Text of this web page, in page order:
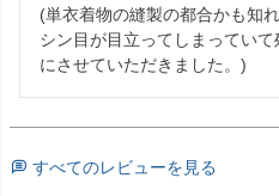
(単衣着物の縫製の都合かも知
シン目が目立ってしまってい
にさせていただきました。)
すべてのレビューを見る